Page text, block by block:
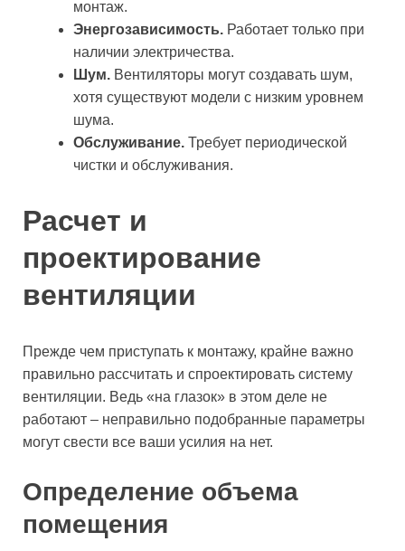
монтаж.
Энергозависимость. Работает только при
наличии электричества.
Шум. Вентиляторы могут создавать шум,
хотя существуют модели с низким уровнем
шума.
Обслуживание. Требует периодической
чистки и обслуживания.
Расчет и
проектирование
вентиляции
Прежде чем приступать к монтажу, крайне важно
правильно рассчитать и спроектировать систему
вентиляции. Ведь «на глазок» в этом деле не
работают – неправильно подобранные параметры
могут свести все ваши усилия на нет.
Определение объема
помещения